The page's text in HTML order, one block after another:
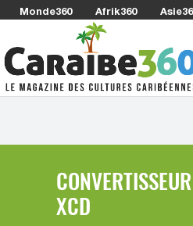
Monde360 Afrik360
XCD